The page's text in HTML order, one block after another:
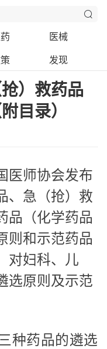
医械
发现
）救药品
目录）
医师协会发布
、急（抢）救
品（化学药品
则和示范药品
对妇科、儿
选原则及示范
种药品的遴选